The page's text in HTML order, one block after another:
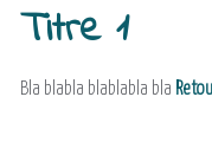
Titre 1
Bla blabla blablabla bla